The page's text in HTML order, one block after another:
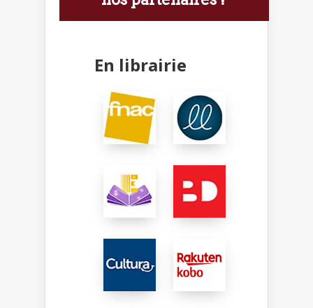
En librairie